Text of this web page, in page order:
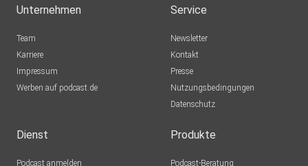
Unternehmen
Team
Karriere
Impressum
Werben auf podcast.de
Service
Newsletter
Kontakt
Presse
Nutzungsbedingungen
Datenschutz
Dienst
Podcast anmelden
Produkte
Podcast-Beratung